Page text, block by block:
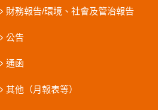
財務報告/環境、社會及管治報告
公告
通函
其他（月報表等）